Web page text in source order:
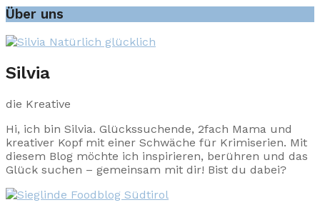
Über uns
Silvia
die Kreative
Hi, ich bin Silvia. Glückssuchende, 2fach Mama und
kreativer Kopf mit einer Schwäche für Krimiserien. Mit
diesem Blog möchte ich inspirieren, berühren und das
Glück suchen – gemeinsam mit dir! Bist du dabei?